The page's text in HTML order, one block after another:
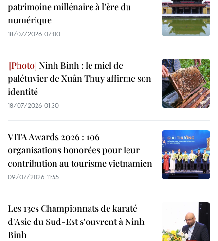
patrimoine millénaire à l’ère du
numérique
18/07/2026 07:00
Ninh Binh : le miel de
palétuvier de Xuân Thuy affirme son
identité
18/07/2026 01:30
VITA Awards 2026 : 106
organisations honorées pour leur
contribution au tourisme vietnamien
09/07/2026 11:55
Les 13es Championnats de karaté
d'Asie du Sud-Est s'ouvrent à Ninh
Binh